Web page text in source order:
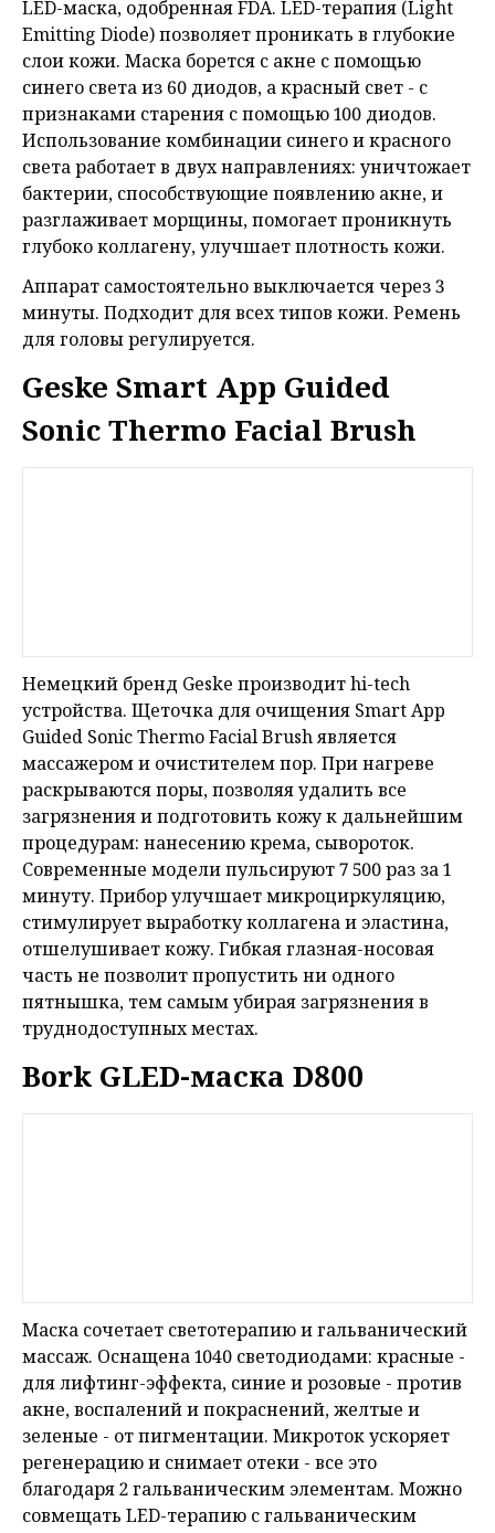
LED-маска, одобренная FDA. LED-терапия (Light
Emitting Diode) позволяет проникать в глубокие
слои кожи. Маска борется с акне с помощью
синего света из 60 диодов, а красный свет - с
признаками старения с помощью 100 диодов.
Использование комбинации синего и красного
света работает в двух направлениях: уничтожает
бактерии, способствующие появлению акне, и
разглаживает морщины, помогает проникнуть
глубоко коллагену, улучшает плотность кожи.
Аппарат самостоятельно выключается через 3
минуты. Подходит для всех типов кожи. Ремень
для головы регулируется.
Geske Smart App Guided
Sonic Thermo Facial Brush
Немецкий бренд Geske производит hi-tech
устройства. Щеточка для очищения Smart App
Guided Sonic Thermo Facial Brush является
массажером и очистителем пор. При нагреве
раскрываются поры, позволяя удалить все
загрязнения и подготовить кожу к дальнейшим
процедурам: нанесению крема, сывороток.
Современные модели пульсируют 7 500 раз за 1
минуту. Прибор улучшает микроциркуляцию,
стимулирует выработку коллагена и эластина,
отшелушивает кожу. Гибкая глазная-носовая
часть не позволит пропустить ни одного
пятнышка, тем самым убирая загрязнения в
труднодоступных местах.
Bork GLED-маска D800
Маска сочетает светотерапию и гальванический
массаж. Оснащена 1040 светодиодами: красные -
для лифтинг-эффекта, синие и розовые - против
акне, воспалений и покраснений, желтые и
зеленые - от пигментации. Микроток ускоряет
регенерацию и снимает отеки - все это
благодаря 2 гальваническим элементам. Можно
совмещать LED-терапию с гальваническим